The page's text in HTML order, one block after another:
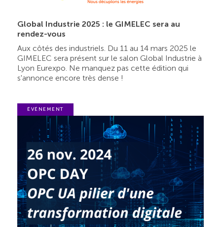
Global Industrie 2025 : le GIMELEC sera au
rendez-vous
Aux côtés des industriels. Du 11 au 14 mars 2025 le
GIMELEC sera présent sur le salon Global Industrie à
Lyon Eurexpo. Ne manquez pas cette édition qui
s'annonce encore très dense !
ÉVÉNEMENT